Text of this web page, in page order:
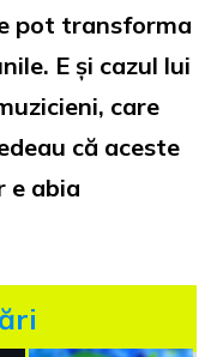
pot transforma
E și cazul lui
care
că aceste
e abia